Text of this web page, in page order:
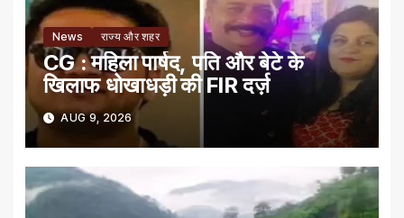
News राज्य और शहर
CG : महिला पार्षद, पति और बेटे के
खिलाफ धोखाधड़ी की FIR दर्ज़
AUG 9, 2026